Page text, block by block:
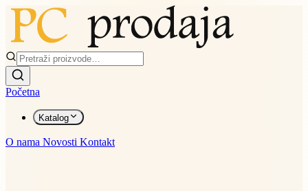
Početna
Katalog
O nama Novosti Kontakt